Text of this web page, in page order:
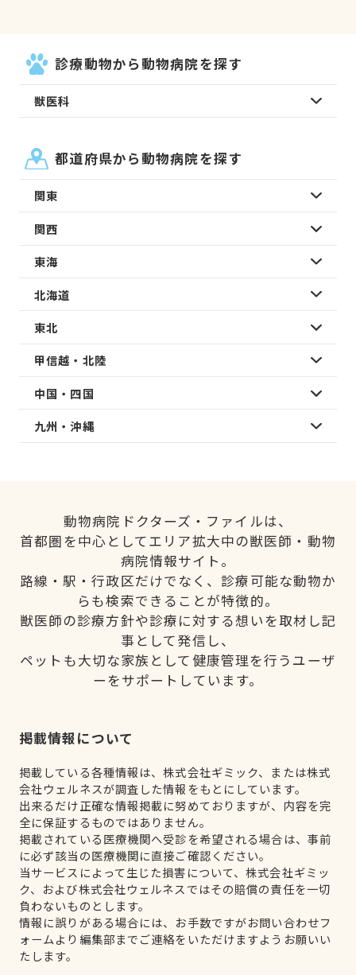
診療動物から動物病院を探す
獣医科
都道府県から動物病院を探す
関東
関西
東海
北海道
東北
甲信越・北陸
中国・四国
九州・沖縄
動物病院ドクターズ・ファイルは、
首都圏を中心としてエリア拡大中の獣医師・動物
病院情報サイト。
路線・駅・行政区だけでなく、診療可能な動物か
らも検索できることが特徴的。
獣医師の診療方針や診療に対する想いを取材し記
事として発信し、
ペットも大切な家族として健康管理を行うユーザ
ーをサポートしています。
掲載情報について
掲載している各種情報は、株式会社ギミック、または株式
会社ウェルネスが調査した情報をもとにしています。
出来るだけ正確な情報掲載に努めておりますが、内容を完
全に保証するものではありません。
掲載されている医療機関へ受診を希望される場合は、事前
に必ず該当の医療機関に直接ご確認ください。
当サービスによって生じた損害について、株式会社ギミッ
ク、および株式会社ウェルネスではその賠償の責任を一切
負わないものとします。
情報に誤りがある場合には、お手数ですがお問い合わせフ
ォームより編集部までご連絡をいただけますようお願いい
たします。